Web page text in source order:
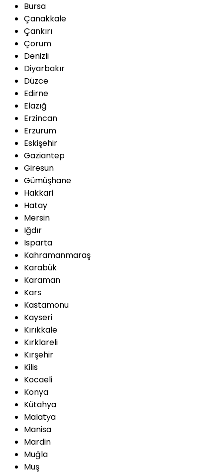
Bursa
Çanakkale
Çankırı
Çorum
Denizli
Diyarbakır
Düzce
Edirne
Elazığ
Erzincan
Erzurum
Eskişehir
Gaziantep
Giresun
Gümüşhane
Hakkari
Hatay
Mersin
Iğdır
Isparta
Kahramanmaraş
Karabük
Karaman
Kars
Kastamonu
Kayseri
Kırıkkale
Kırklareli
Kırşehir
Kilis
Kocaeli
Konya
Kütahya
Malatya
Manisa
Mardin
Muğla
Muş